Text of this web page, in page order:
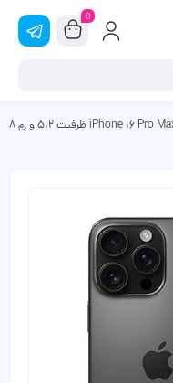
0
گوشی اپل iPhone 16 Pro Max ZA/A ظرفیت 512 و رم 8